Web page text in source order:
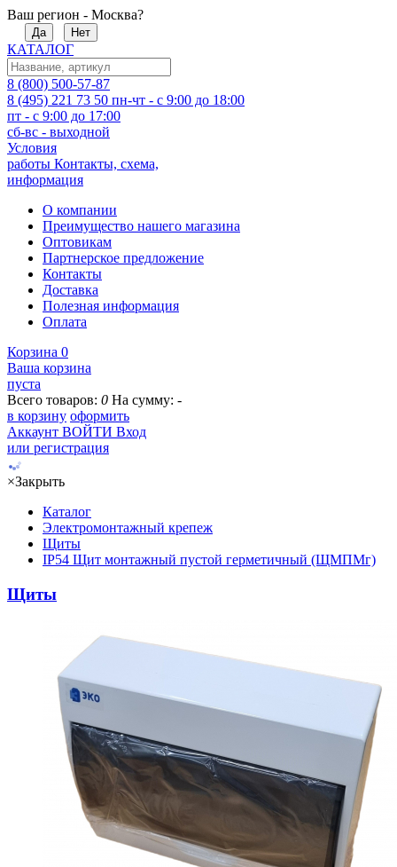
Ваш регион - Москва?
Да Нет
КАТАЛОГ
8 (800) 500-57-87
8 (495) 221 73 50 пн-чт - с 9:00 до 18:00
пт - с 9:00 до 17:00
сб-вс - выходной
Условия
работы Контакты, схема,
информация
О компании
Преимущество нашего магазина
Оптовикам
Партнерское предложение
Контакты
Доставка
Полезная информация
Оплата
Корзина 0
Ваша корзина
пуста
Всего товаров: 0 На сумму: -
в корзину оформить
Аккаунт ВОЙТИ Вход
или регистрация
×Закрыть
Каталог
Электромонтажный крепеж
Щиты
IP54 Щит монтажный пустой герметичный (ЩМПМг)
Щиты